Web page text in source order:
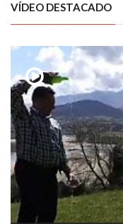
VÍDEO DESTACADO